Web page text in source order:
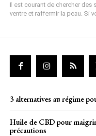
Il est courant de chercher
ventre et raffermir la peau. Si
3 alternatives au régime
Huile de CBD pour
précautions